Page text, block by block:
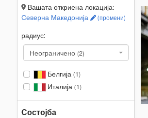
Вашата откриена локација:
Северна Македонија
(промени)
радиус:
Неограничено (2)
Белгија (1)
Италија (1)
Состојба